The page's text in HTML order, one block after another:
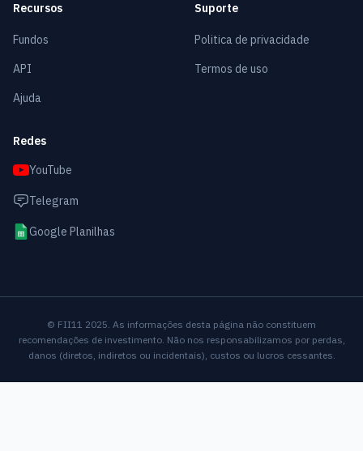
Recursos
Fundos
API
Ajuda
Suporte
Politica de privacidade
Termos de uso
Redes
YouTube
Telegram
Google Planilhas
© FII11 2025. As informações desta página não constituem
recomendações de investimento. Não nos responsabilizamos por perdas,
danos (diretos, indiretos ou incidentais), custos ou lucros cessantes.